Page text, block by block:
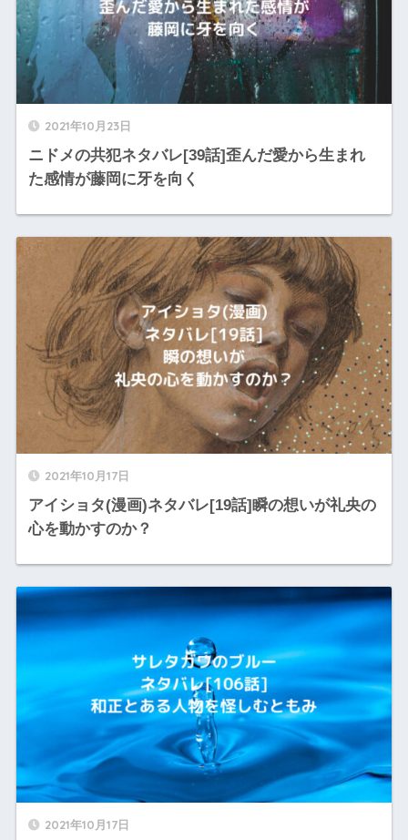
2021年10月23日
ニドメの共犯ネタバレ[39話]歪んだ愛から生まれ
た感情が藤岡に牙を向く
2021年10月17日
アイショタ(漫画)ネタバレ[19話]瞬の想いが礼央の
心を動かすのか？
2021年10月17日